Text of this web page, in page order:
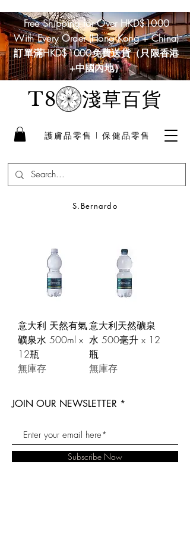
T8淺草百貨
護膚品零售 I 保健品零售
Free Shipping for Over HKD$1000
With Every Order (Hong Kong + China)
訂單滿HKD$1000免費送貨（只限香港
+中國內地）
S.Bernardo
意大利 天然有氣
礦泉水 500ml x
12瓶
無庫存
意大利天然礦泉
水 500毫升 x 12
瓶
無庫存
JOIN OUR NEWSLETTER
Subscribe Now